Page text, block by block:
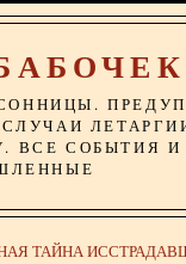
ВСЕ СОБЫТИЯ
ТАЙНА